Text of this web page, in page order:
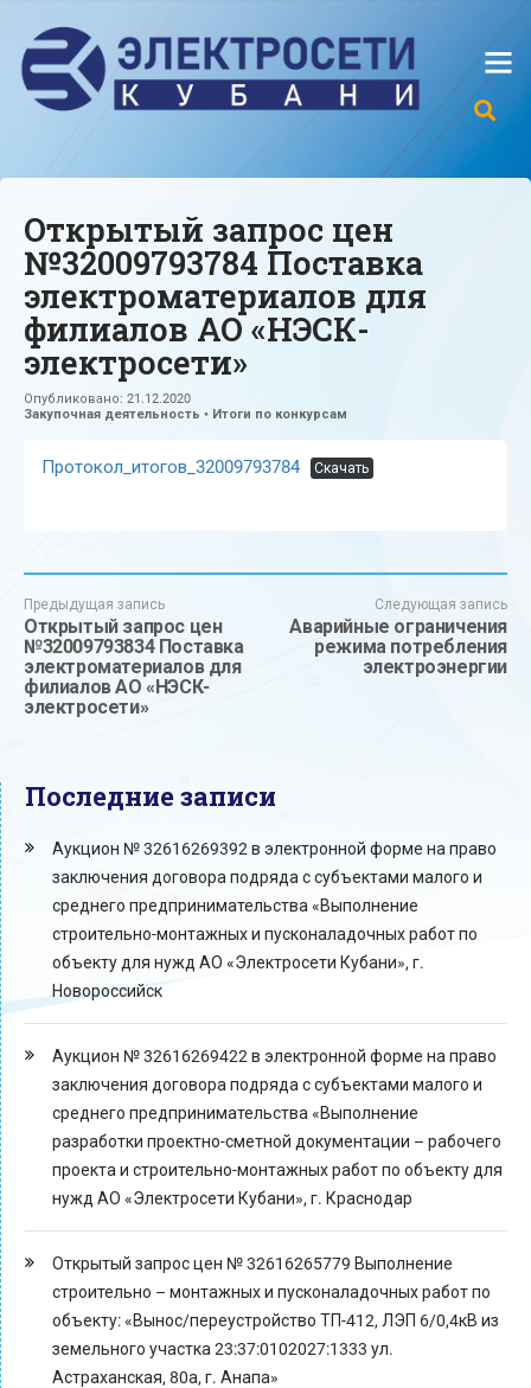
Открытый запрос цен
№32009793784 Поставка
электроматериалов для
филиалов АО «НЭСК-
электросети»
Опубликовано: 21.12.2020
Закупочная деятельность • Итоги по конкурсам
Протокол_итогов_32009793784 Скачать
Предыдущая запись
Открытый запрос цен
№32009793834 Поставка
электроматериалов для
филиалов АО «НЭСК-
электросети»
Следующая запись
Аварийные ограничения
режима потребления
электроэнергии
Последние записи
Аукцион № 32616269392 в электронной форме на право
заключения договора подряда с субъектами малого и
среднего предпринимательства «Выполнение
строительно-монтажных и пусконаладочных работ по
объекту для нужд АО «Электросети Кубани», г.
Новороссийск
Аукцион № 32616269422 в электронной форме на право
заключения договора подряда с субъектами малого и
среднего предпринимательства «Выполнение
разработки проектно-сметной документации – рабочего
проекта и строительно-монтажных работ по объекту для
нужд АО «Электросети Кубани», г. Краснодар
Открытый запрос цен № 32616265779 Выполнение
строительно – монтажных и пусконаладочных работ по
объекту: «Вынос/переустройство ТП-412, ЛЭП 6/0,4кВ из
земельного участка 23:37:0102027:1333 ул.
Астраханская, 80а, г. Анапа»